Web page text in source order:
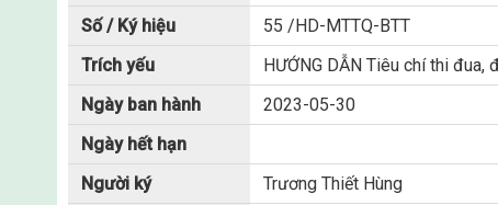
Số / Ký hiệu
55 /HD-MTTQ-BTT
Trích yếu
HƯỚNG DẪN Tiêu chí thi đua,
Ngày ban hành
2023-05-30
Ngày hết hạn
Người ký
Trương Thiết Hùng